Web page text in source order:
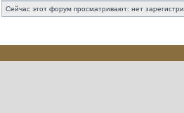
Сейчас этот форум просматривают: нет